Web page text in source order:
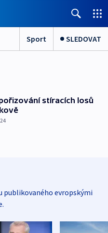
Sport SLEDOVAT
stíracích losů
publikovaného evropskými